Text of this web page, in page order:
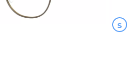
S